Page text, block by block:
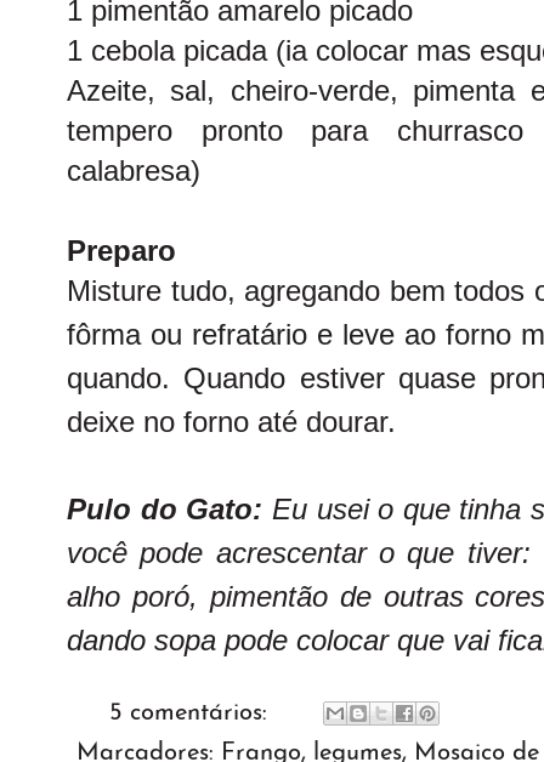
1 pimentão amarelo picado
1 cebola picada (ia colocar mas
Azeite, sal, cheiro-verde, pimenta
tempero pronto para
calabresa)
Preparo
Misture tudo, agregando bem todos
fôrma ou refratário e leve ao forno
quando. Quando estiver quase
deixe no forno até dourar.
Pulo do Gato: Eu usei o que tinha
você pode acrescentar o que
alho poró, pimentão de outras
dando sopa pode colocar que vai
5 comentários:
Marcadores: Frango, legumes, Mosaico